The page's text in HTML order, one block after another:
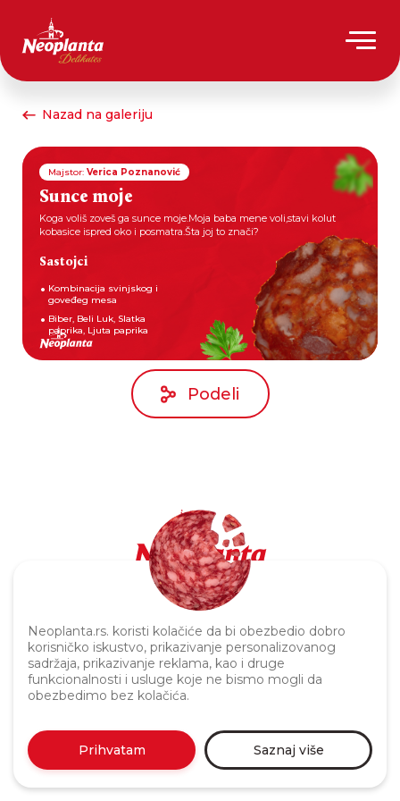
Neoplanta.rs. koristi kolačiće da bi obezbedio dobro
korisničko iskustvo, prikazivanje personalizovanog
sadržaja, prikazivanje reklama, kao i druge
funkcionalnosti i usluge koje ne bismo mogli da
obezbedimo bez kolačića.
Prihvatam Saznaj više
Nazad na galeriju
Majstor: Verica Poznanović
Sunce moje
Koga voliš zoveš ga sunce moje.Moja baba mene voli,stavi kolut
kobasice ispred oko i posmatra.Šta joj to znači?
Sastojci
Kombinacija svinjskog i
goveđeg mesa
Biber, Beli Luk, Slatka
paprika, Ljuta paprika
Podeli
Politika privatnosti